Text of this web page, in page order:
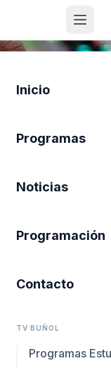
Inicio
Programas
Noticias
Programación
Contacto
TV BUÑOL
Programas
de 2026